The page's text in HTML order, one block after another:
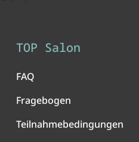
TOP Salon
FAQ
Fragebogen
Teilnahmebedingungen